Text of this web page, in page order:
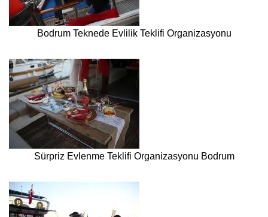
Bodrum Teknede Evlilik Teklifi Organizasyonu
Sürpriz Evlenme Teklifi Organizasyonu Bodrum